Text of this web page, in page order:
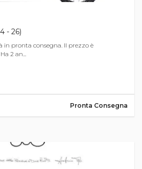
- 26)
in pronta consegna. Il prezzo è
2 an...
Pronta Consegna